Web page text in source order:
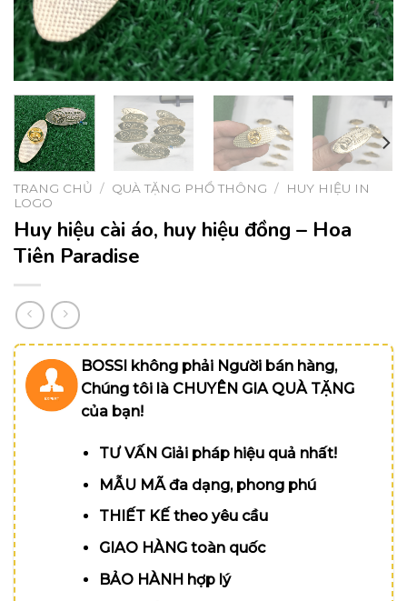
TRANG CHỦ / QUÀ TẶNG PHỔ THÔNG /
HUY HIỆU IN
LOGO
Huy hiệu cài áo, huy hiệu đồng – Hoa
Tiên Paradise
BOSSI không phải Người bán hàng,
Chúng tôi là CHUYÊN GIA QUÀ TẶNG
của bạn!
TƯ VẤN Giải pháp hiệu quả nhất!
MẪU MÃ đa dạng, phong phú
THIẾT KẾ theo yêu cầu
GIAO HÀNG toàn quốc
BẢO HÀNH hợp lý